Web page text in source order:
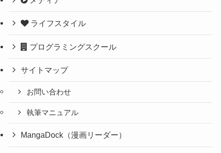
ライフスタイル
プログラミングスクール
サイトマップ
お問い合わせ
執筆マニュアル
MangaDock（漫画リーダー）